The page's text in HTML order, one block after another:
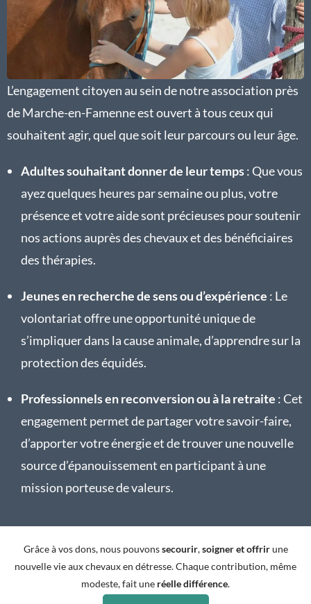
L’engagement citoyen au sein de notre association près
de Marche-en-Famenne est ouvert à tous ceux qui
souhaitent agir, quel que soit leur parcours ou leur âge.
Adultes souhaitant donner de leur temps: Que vous
ayez quelques heures par semaine ou plus, votre
présence et votre aide sont précieuses pour soutenir
nos actions auprès des chevaux et des bénéficiaires
des thérapies.
Jeunes en recherche de sens ou d’expérience : Le
volontariat offre une opportunité unique de
s’impliquer dans la cause animale, d’apprendre sur la
protection des équidés.
Professionnels en reconversion ou à la retraite : Cet
engagement permet de partager votre savoir-faire,
d’apporter votre énergie et de trouver une nouvelle
source d’épanouissement en participant à une
mission porteuse de valeurs.
Grâce à vos dons, nous pouvonssecourir,soigner et offrirune
nouvelle vie aux chevaux en détresse. Chaque contribution, même
modeste, fait une réelle différence.